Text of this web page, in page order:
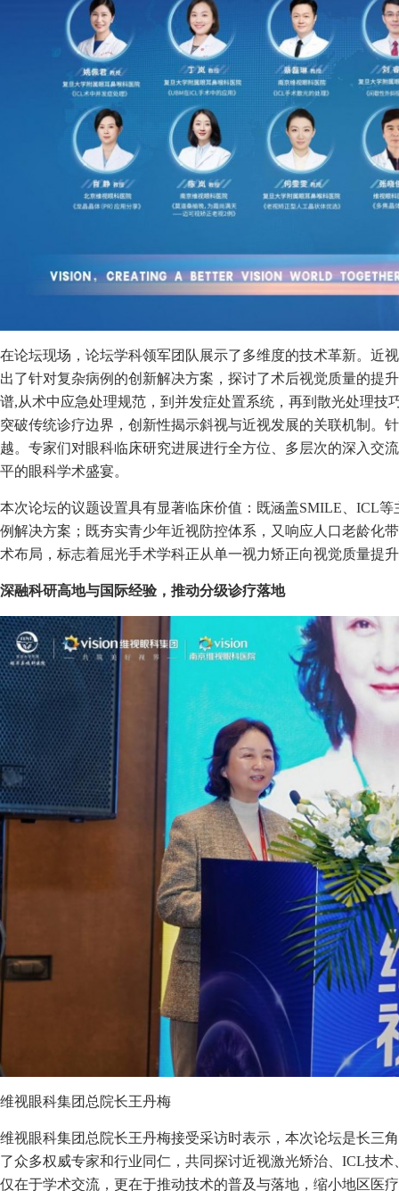
在论坛现场，论坛学科领军团队展示了多维度的技术革新。近
出了针对复杂病例的创新解决方案，探讨了术后视觉质量的提
谱,从术中应急处理规范，到并发症处置系统，再到散光处理技
突破传统诊疗边界，创新性揭示斜视与近视发展的关联机制。
越。专家们对眼科临床研究进展进行全方位、多层次的深入交
平的眼科学术盛宴。
本次论坛的议题设置具有显著临床价值：既涵盖SMILE、ICL
例解决方案；既夯实青少年近视防控体系，又响应人口老龄化
术布局，标志着屈光手术学科正从单一视力矫正向视觉质量提
深融科研高地与国际经验，推动分级诊疗落地
维视眼科集团总院长王丹梅
维视眼科集团总院长王丹梅接受采访时表示，本次论坛是长三
了众多权威专家和行业同仁，共同探讨近视激光矫治、ICL技
仅在于学术交流，更在于推动技术的普及与落地，缩小地区医